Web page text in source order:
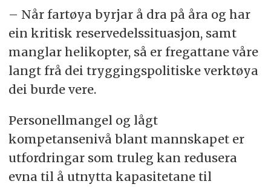
– Når fartøya byrjar å dra på åra og har
ein kritisk reservedelssituasjon, samt
manglar helikopter, så er fregattane våre
langt frå dei tryggingspolitiske verktøya
dei burde vere.
Personellmangel og lågt
kompetansenivå blant mannskapet er
utfordringar som truleg kan redusera
evna til å utnytta kapasitetane til